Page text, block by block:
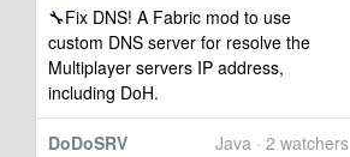
🔧Fix DNS! A Fabric mod to use
custom DNS server for resolve the
Multiplayer servers IP address,
including DoH.
Java · 2 watchers
DoDoSRV